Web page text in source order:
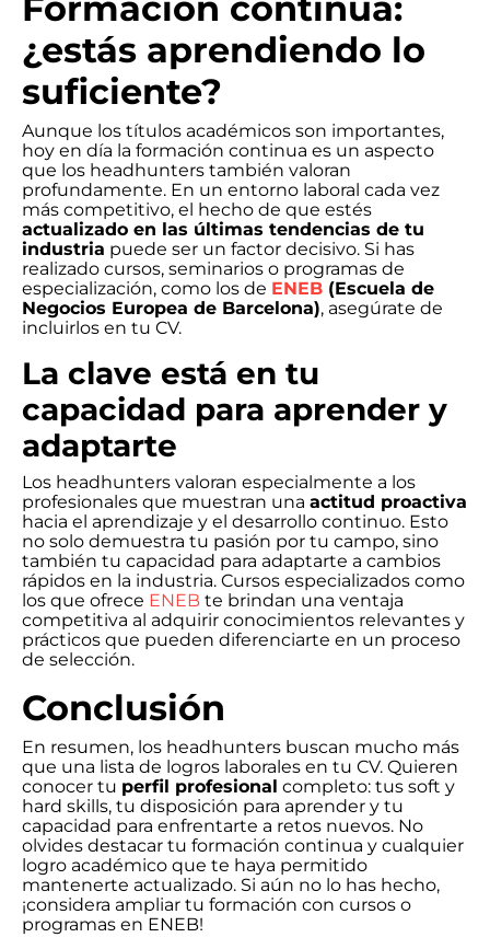
¿estás aprendiendo lo
suficiente?
Aunque los títulos académicos son importantes,
hoy en día la formación continua es un aspecto
que los headhunters también valoran
profundamente. En un entorno laboral cada vez
más competitivo, el hecho de que estés
actualizado en las últimas tendencias de tu
industria puede ser un factor decisivo. Si has
realizado cursos, seminarios o programas de
especialización, como los de ENEB (Escuela de
Negocios Europea de Barcelona), asegúrate de
incluirlos en tu CV.
La clave está en tu
capacidad para aprender y
adaptarte
Los headhunters valoran especialmente a los
profesionales que muestran una actitud proactiva
hacia el aprendizaje y el desarrollo continuo. Esto
no solo demuestra tu pasión por tu campo, sino
también tu capacidad para adaptarte a cambios
rápidos en la industria. Cursos especializados como
los que ofrece ENEB te brindan una ventaja
competitiva al adquirir conocimientos relevantes y
prácticos que pueden diferenciarte en un proceso
de selección.
Conclusión
En resumen, los headhunters buscan mucho más
que una lista de logros laborales en tu CV. Quieren
conocer tu perfil profesional completo: tus soft y
hard skills, tu disposición para aprender y tu
capacidad para enfrentarte a retos nuevos. No
olvides destacar tu formación continua y cualquier
logro académico que te haya permitido
mantenerte actualizado. Si aún no lo has hecho,
¡considera ampliar tu formación con cursos o
programas en ENEB!